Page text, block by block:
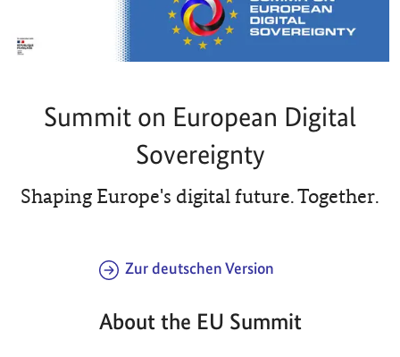
Summit on European Digital
Sovereignty
Shaping Europe's digital future. Together.
Zur deutschen Version
About the EU Summit